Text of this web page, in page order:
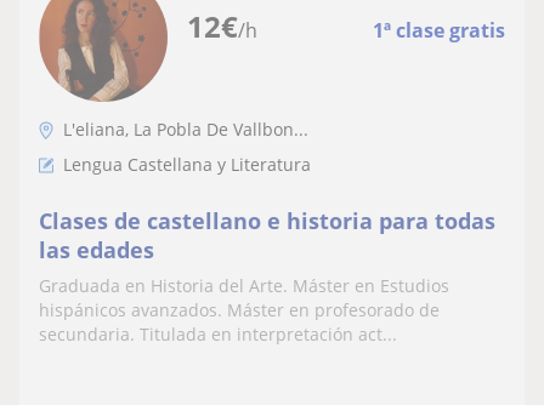
12€/h 1ª clase gratis
L'eliana, La Pobla De Vallbon...
Lengua Castellana y Literatura
Clases de castellano e historia para todas
las edades
Graduada en Historia del Arte. Máster en Estudios
hispánicos avanzados. Máster en profesorado de
secundaria. Titulada en interpretación act...